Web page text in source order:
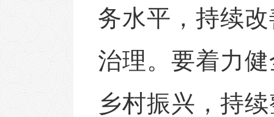
务水平，持续
治理。要着力
乡村振兴，持